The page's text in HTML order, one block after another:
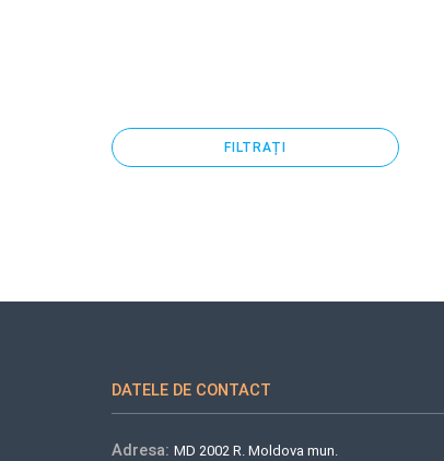
FILTRAȚI
DATELE DE CONTACT
Adresa: MD 2002 R. Moldova mun.